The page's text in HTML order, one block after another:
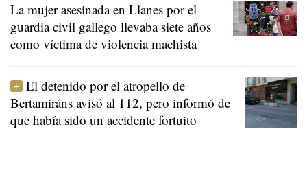
La mujer asesinada en Llanes por el
guardia civil gallego llevaba siete años
como víctima de violencia machista
El detenido por el atropello de
Bertamiráns avisó al 112, pero informó de
que había sido un accidente fortuito